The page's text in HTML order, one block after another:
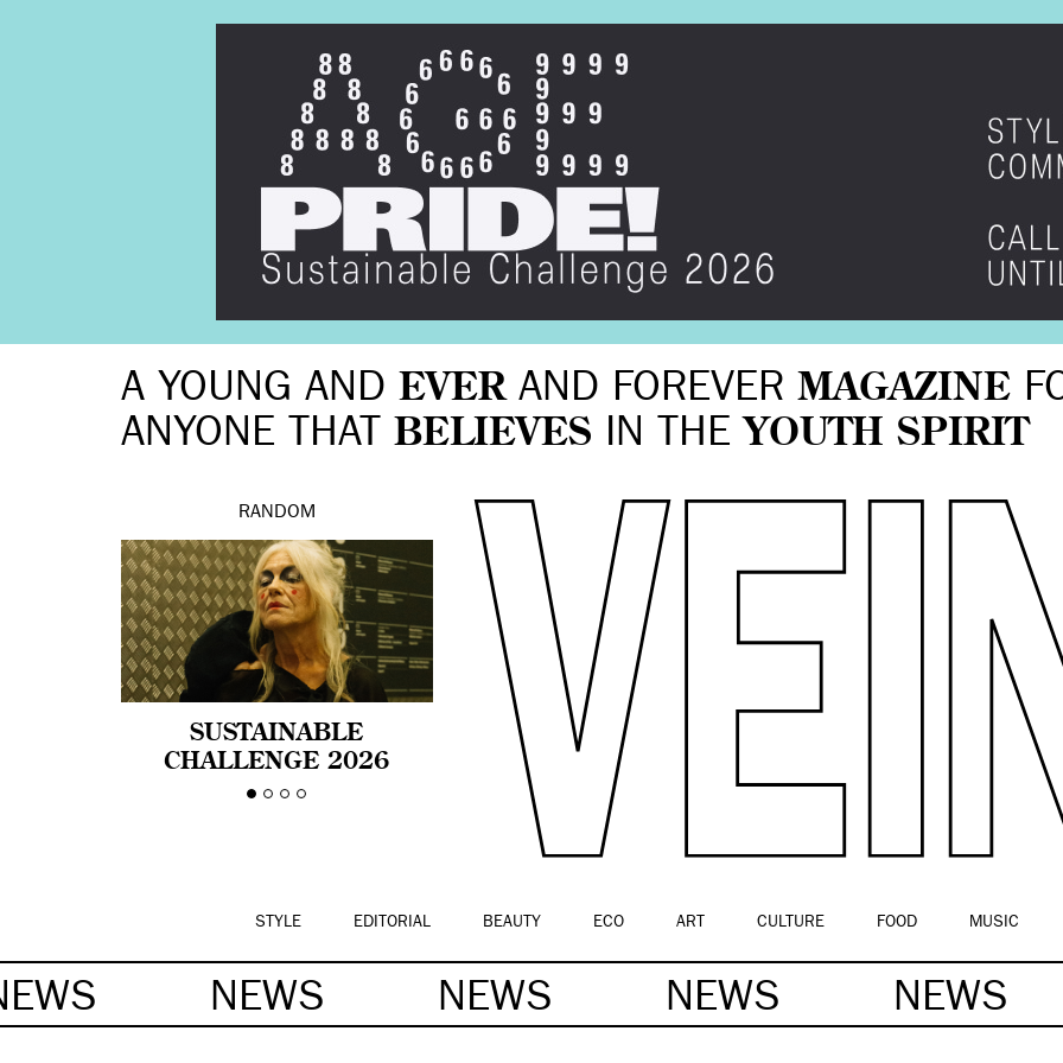
A YOUNG AND EVERAND FOREVER MAGAZINE
ANYONE THAT BELIEVES IN THE YOUTH SPIRIT
RANDOM
SUSTAINABLE
CHALLENGE 2026
CELEBRA LA
STYLE EDITORIAL BEAUTY ECO ART CULTURE FOOD MUSIC
NEWS NEWS NEWS NEWS